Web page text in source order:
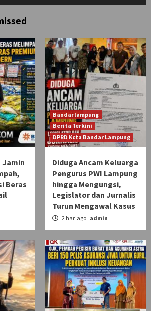
Jamin
Beras
Bandar lampung
Berita Terkini
DPRD Kota Bandar Lampung
Diduga Ancam Keluarga
Pengurus PWI Lampung
hingga Mengungsi,
Legislator dan Jurnalis
Turun Mengawal Kasus
2 hari ago admin